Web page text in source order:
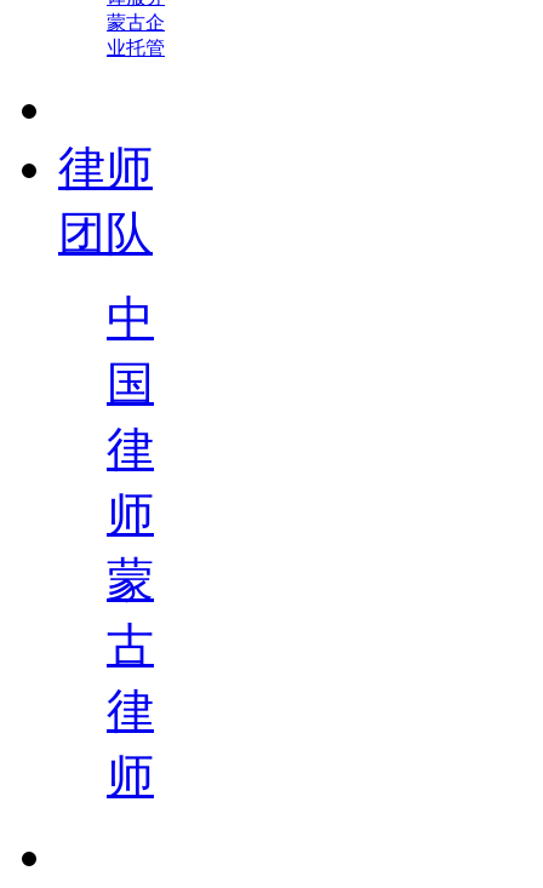
蒙古企
业托管
律师
团队
中
国
律
师
蒙
古
律
师